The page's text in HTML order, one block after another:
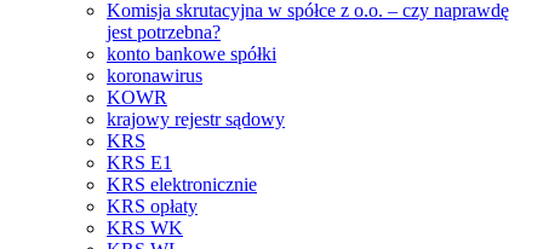
Komisja skrutacyjna w spółce z o.o. – czy naprawdę
jest potrzebna?
konto bankowe spółki
koronawirus
KOWR
krajowy rejestr sądowy
KRS
KRS E1
KRS elektronicznie
KRS opłaty
KRS WK